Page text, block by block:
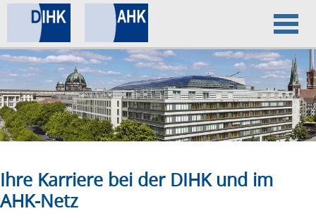
Home
Datenschutz
Impressum
Ihre Karriere bei der DIHK und im
AHK-Netz